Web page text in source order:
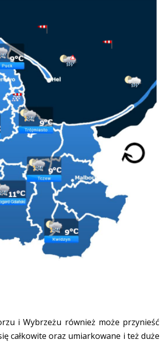
i Wybrzeżu również może przynieść
całkowite oraz umiarkowane i też duże